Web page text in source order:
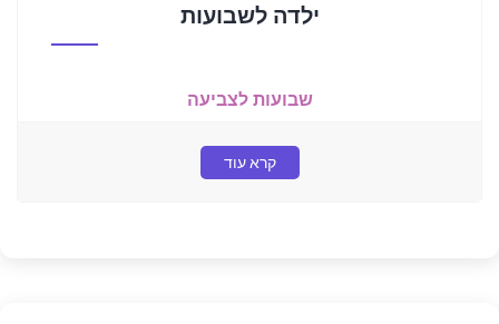
ילדה לשבועות
שבועות לצביעה
קרא עוד